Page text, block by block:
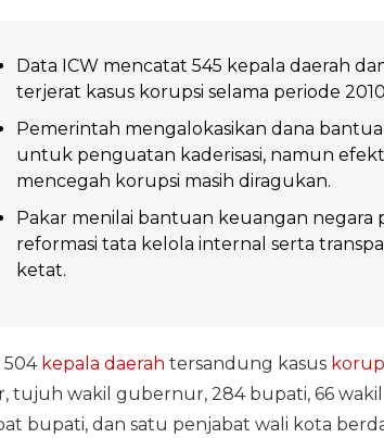
Data ICW mencatat 545 kepala daerah
terjerat kasus korupsi selama periode
Pemerintah mengalokasikan dana
untuk penguatan kaderisasi, namun
mencegah korupsi masih diragukan.
Pakar menilai bantuan keuangan negara
reformasi tata kelola internal serta
ketat.
504 kepala daerah tersandung kasus
tujuh wakil gubernur, 284 bupati, 66 wakil
bupati, dan satu penjabat wali kota